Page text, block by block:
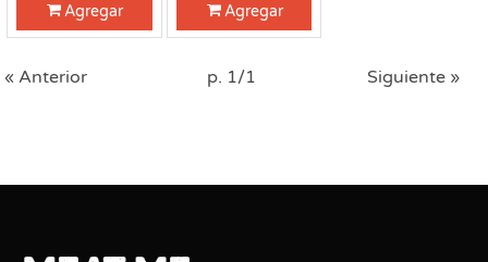
Agregar Agregar
« Anterior p. 1/1 Siguiente »